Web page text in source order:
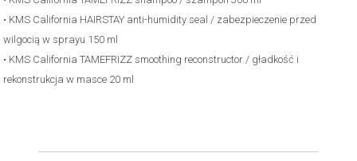
• KMS California HAIRSTAY anti-humidity seal / zabezpieczenie przed
wilgocią w sprayu 150 ml
• KMS California TAMEFRIZZ smoothing reconstructor / gładkość i
rekonstrukcja w masce 20 ml